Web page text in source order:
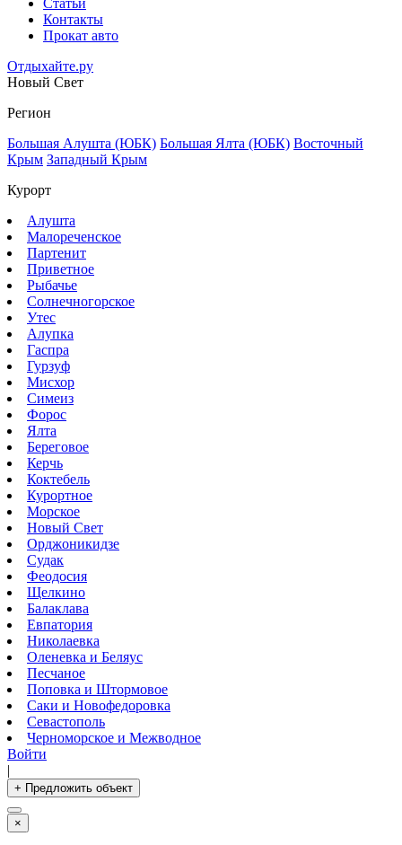
Контакты
Прокат авто
Отдыхайте.ру
Новый Свет
Регион
Большая Алушта (ЮБК) Большая Ялта (ЮБК) Восточный
Крым Западный Крым
Курорт
Алушта
Малореченское
Партенит
Приветное
Рыбачье
Солнечногорское
Утес
Алупка
Гаспра
Гурзуф
Мисхор
Симеиз
Форос
Ялта
Береговое
Керчь
Коктебель
Курортное
Морское
Новый Свет
Орджоникидзе
Судак
Феодосия
Щелкино
Балаклава
Евпатория
Николаевка
Оленевка и Беляус
Песчаное
Поповка и Штормовое
Саки и Новофедоровка
Севастополь
Черноморское и Межводное
Войти
|
+ Предложить объект
×